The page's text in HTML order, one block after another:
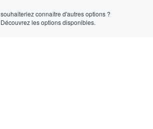
connaître d'autres options ?
Découvrez les options disponibles.